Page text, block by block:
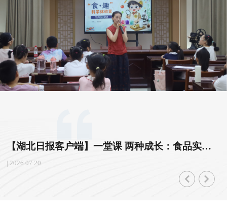
【湖北日报客户端】一堂课 两种成长：食品实验启童心，红安歌声育青年
| 2026.07.20